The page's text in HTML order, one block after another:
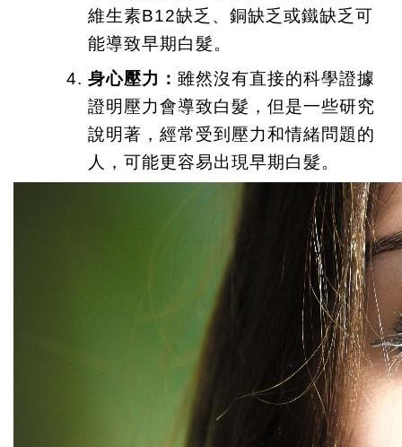
維生素B12缺乏、銅缺乏或鐵缺乏可
能導致早期白髮。
身心壓力： 雖然沒有直接的科學證據
證明壓力會導致白髮，但是一些研究
說明著，經常受到壓力和情緒問題的
人，可能更容易出現早期白髮。